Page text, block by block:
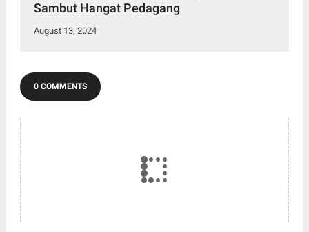
Sambut Hangat Pedagang
August 13, 2024
0 COMMENTS